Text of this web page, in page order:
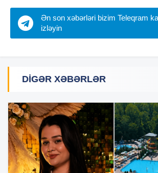
Ən son xəbərləri bizim Teleqram
izləyin
DIGƏR XƏBƏRLƏR